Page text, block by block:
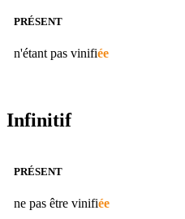
PRÉSENT
n'étant pas vinifiée
Infinitif
PRÉSENT
ne pas être vinifiée